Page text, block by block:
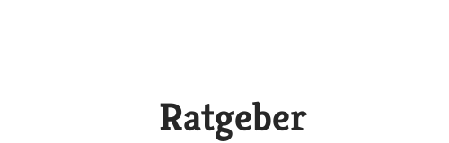
Ratgeber